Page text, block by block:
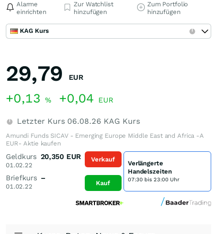
Alarme
einrichten
Zur Watchlist
hinzufügen
Zum Portfolio
hinzufügen
KAG Kurs
29,79 EUR
+0,13 % +0,04 EUR
Letzter Kurs 06.08.26 KAG Kurs
Amundi Funds SICAV - Emerging Europe Middle East and Africa -A
EUR- Aktie kaufen
Geldkurs
01.02.22
20,350 EUR
Briefkurs
01.02.22
–
Verkauf
Kauf
Verlängerte
Handelszeiten
07:30 bis 23:00 Uhr